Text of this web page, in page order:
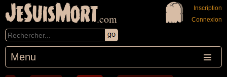
JeSuisMort.com
Menu
Inscription
Connexion